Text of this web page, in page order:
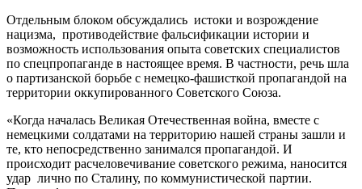
Отдельным блоком обсуждались истоки и возрождение
нацизма, противодействие фальсификации истории и
возможность использования опыта советских специалистов
по спецпропаганде в настоящее время. В частности, речь шла
о партизанской борьбе с немецко-фашисткой пропагандой на
территории оккупированного Советского Союза.
«Когда началась Великая Отечественная война, вместе с
немецкими солдатами на территорию нашей страны зашли и
те, кто непосредственно занимался пропагандой. И
происходит расчеловечивание советского режима, наносится
удар лично по Сталину, по коммунистической партии.